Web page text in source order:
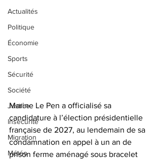
Actualités
Politique
Économie
Sports
Sécurité
Société
Justice
Insécurité
Migration
Météo
Marine Le Pen a officialisé sa
candidature à l’élection présidentielle
française de 2027, au lendemain de sa
condamnation en appel à un an de
prison ferme aménagé sous bracelet